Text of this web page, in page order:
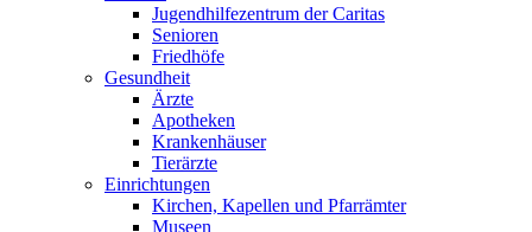
Jugendhilfezentrum der Caritas
Senioren
Friedhöfe
Gesundheit
Ärzte
Apotheken
Krankenhäuser
Tierärzte
Einrichtungen
Kirchen, Kapellen und Pfarrämter
Museen